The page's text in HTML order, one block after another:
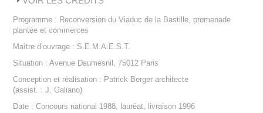
Programme : Reconversion du Viaduc de la Bastille, promenade
plantée et commerces
Maître d’ouvrage : S.E.M.A.E.S.T.
Situation : Avenue Daumesnil, 75012 Paris
Conception et réalisation : Patrick Berger architecte
(assist. : J. Galiano)
Date : Concours national 1988, lauréat, livraison 1996